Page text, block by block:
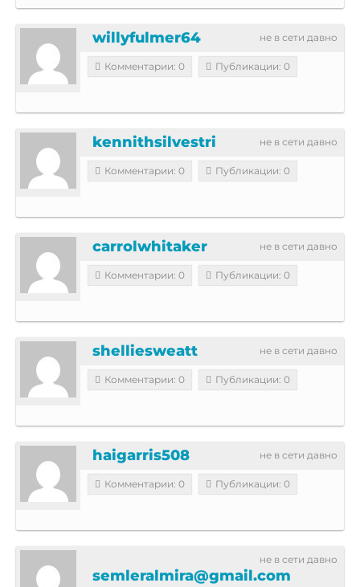
не в сети давно
willyfulmer64
Комментарии: 0 Публикации: 0
не в сети давно
kennithsilvestri
Комментарии: 0 Публикации: 0
не в сети давно
carrolwhitaker
Комментарии: 0 Публикации: 0
не в сети давно
shelliesweatt
Комментарии: 0 Публикации: 0
не в сети давно
haigarris508
Комментарии: 0 Публикации: 0
не в сети давно
semleralmira@gmail.com